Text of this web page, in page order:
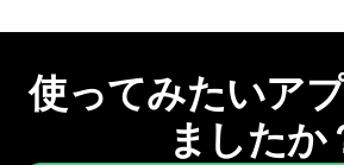
使ってみたいア
ましたか